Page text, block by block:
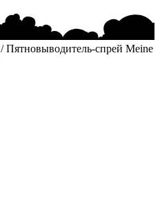
/ Пятновыводитель-спрей Meine